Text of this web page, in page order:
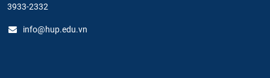
3933-2332
info@hup.edu.vn